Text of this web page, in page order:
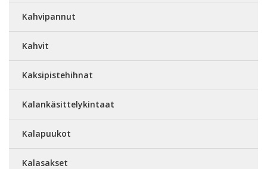
Kahvipannut
Kahvit
Kaksipistehihnat
Kalankäsittelykintaat
Kalapuukot
Kalasakset